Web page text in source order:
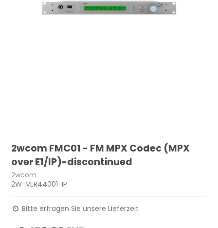
2wcom FMC01 - FM MPX Codec (MPX
over E1/IP)-discontinued
2wcom
2W-VER44001-IP
Bitte erfragen Sie unsere Lieferzeit